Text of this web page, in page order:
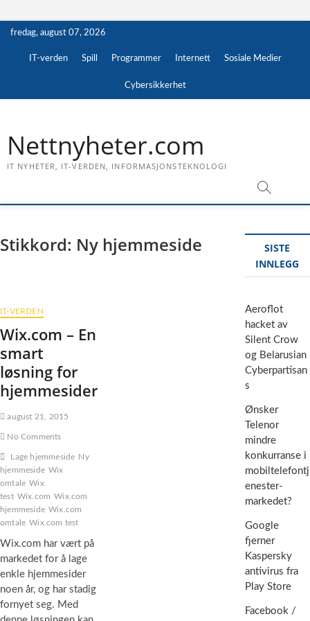
Skip
content
fredag, august 07, 2026
IT-verden Spill Programmer Internett Sosiale Medier
Cybersikkerhet
Nettnyheter.com
IT NYHETER, IT-VERDEN, INFORMASJONSTEKNOLOGI
Stikkord: Ny hjemmeside
IT-VERDEN
Wix.com – En
smart
løsning for
hjemmesider
august 21, 2015
No Comments
Lage hjemmeside Ny
hjemmeside Wix
omtale Wix
test Wix.com Wix.com
hjemmeside Wix.com
omtale Wix.com test
Wix.com har vært på
markedet for å lage
enkle hjemmesider
noen år, og har stadig
fornyet seg. Med
SISTE
INNLEGG
Aeroflot
hacket av
Silent Crow
og Belarusian
Cyberpartisan
s
Ønsker
Telenor
mindre
konkurranse i
mobiltelefontj
enester-
markedet?
Google
fjerner
Kaspersky
antivirus fra
Play Store
Facebook /